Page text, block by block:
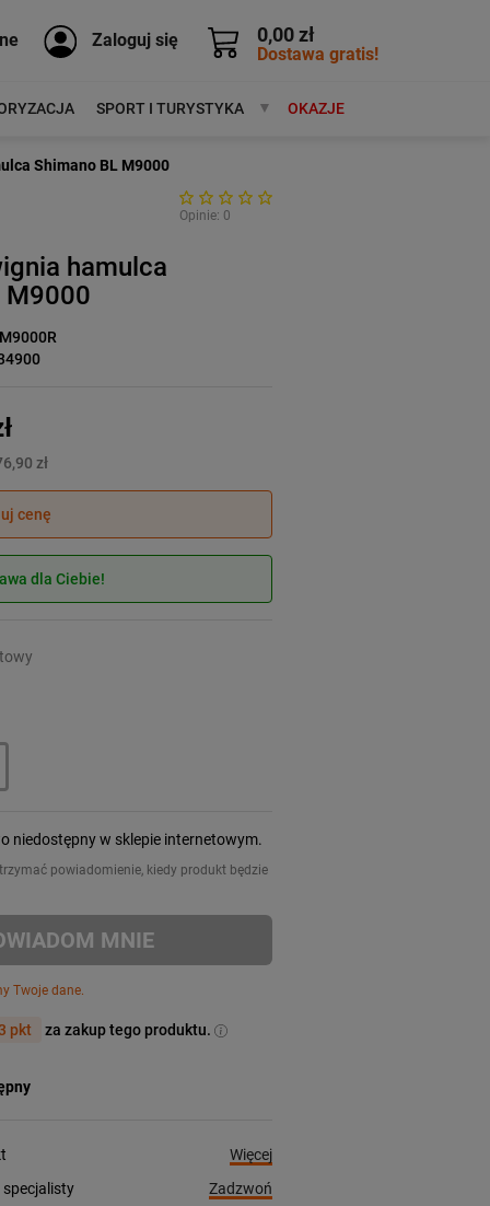
0,00 zł
Dostawa gratis!
Zaloguj się
SPORT I TURYSTYKA MARKIOKAZJE
Shimano BL M9000
Opinie: 0
hamulca
M9000
zł
cenę
dla Ciebie!
niedostępny w sklepie internetowym.
powiadomienie, kiedy produkt będzie
MNIE
Twoje dane.
pkt za zakup tego produktu.
Więcej
Zadzwoń